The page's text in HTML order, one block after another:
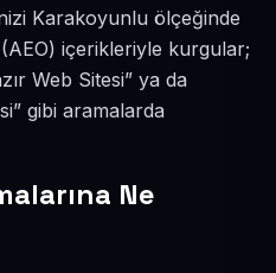
Karakoyunlu ölçeğinde
içerikleriyle kurgular;
Web Sitesi” ya da
gibi aramalarda
Ne